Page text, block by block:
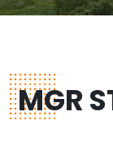
MGR